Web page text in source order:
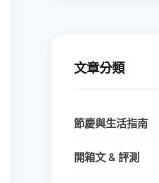
文章分類
節慶與生活指南
開箱文 & 評測